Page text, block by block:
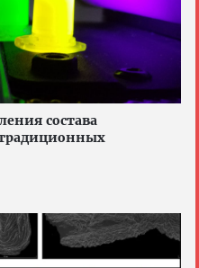
состава